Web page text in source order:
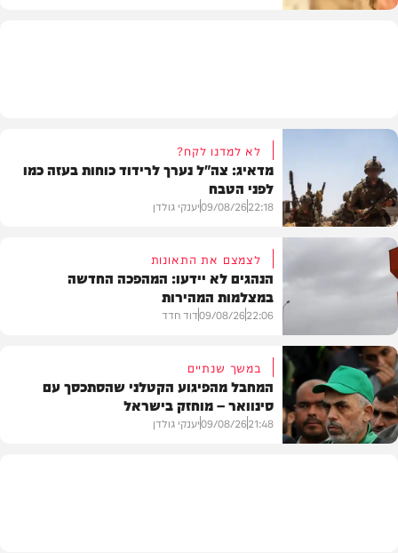
לא למדנו לקח?
מדאיג: צה"ל נערך לרידוד כוחות בעזה כמו
לפני הטבח
22:18
09/08/26יענקי גולדן
משטרה
לצמצם את התאונות
הנהגים לא יידעו: המהפכה החדשה
במצלמות המהירות
22:06
09/08/26דוד חדד
במשך שנתיים
המחבל מהפיגוע הקטלני שהסתכסך עם
סינוואר – מוחזק בישראל
21:48
09/08/26יענקי גולדן